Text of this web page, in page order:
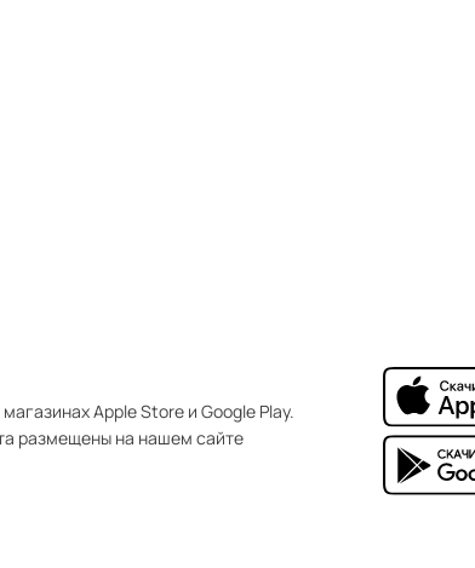
Apple Store и Google Play.
размещены на нашем сайте